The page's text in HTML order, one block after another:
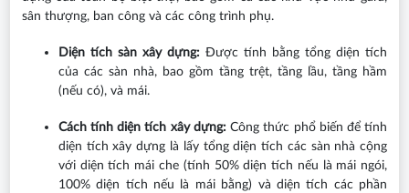
sân thượng, ban công và các công trình phụ.
Diện tích sàn xây dựng:Được tính bằng tổng diện tích
của các sàn nhà, bao gồm tầng trệt, tầng lầu, tầng hầm
(nếu có), và mái.
Cách tính diện tích xây dựng:Công thức phổ biến để tính
diện tích xây dựng là lấy tổng diện tích các sàn nhà cộng
với diện tích mái che (tính 50% diện tích nếu là mái ngói,
100% diện tích nếu là mái bằng) và diện tích các phần